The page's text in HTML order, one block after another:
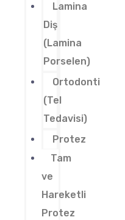
Lamina
Diş
(Lamina
Porselen)
Ortodonti
(Tel
Tedavisi)
Protez
Tam
ve
Hareketli
Protez